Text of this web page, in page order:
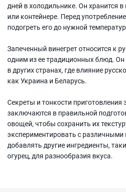
дней в холодильнике. Он хранится
или контейнере. Перед
подогреть его до нужной
Запеченный винегрет относится к
одним из ее традиционных блюд.
в других странах, где влияние
как Украина и Беларусь.
Секреты и тонкости приготовления
заключаются в правильной
овощей, чтобы сохранить их
экспериментировать с
добавлять другие ингредиенты,
огурец, для разнообразия вкуса.